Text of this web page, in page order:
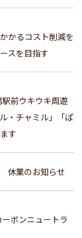
かるコスト削減を
スを目指す
駅前ウキウキ周遊
・チャミル」「ぱ
す
休業のお知らせ
ボンニュートラ